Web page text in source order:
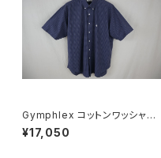
Gymphlex コットンワッシャー
ボタンダウン半袖シャツ CHEC
K MEN
¥17,050